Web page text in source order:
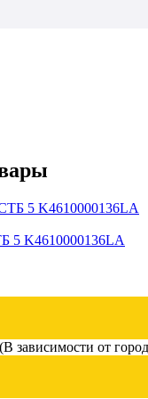
5 K4610000136LA
зависимости от